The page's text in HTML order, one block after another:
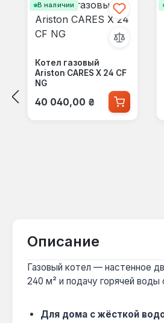
В наличии
Котел газовый
Ariston CARES X 24 CF
NG
Обычная цена:
40 040,00 ₴
Описание
Газовый котел — настенное
240 м² и подачу горячей
Для дома с жёсткой